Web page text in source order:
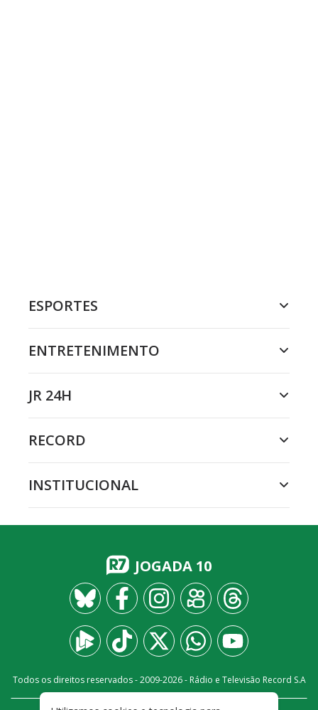
ESPORTES
ENTRETENIMENTO
JR 24H
RECORD
INSTITUCIONAL
JOGADA 10
Todos os direitos reservados - 2009-2026- Rádio e Televisão Record S.A